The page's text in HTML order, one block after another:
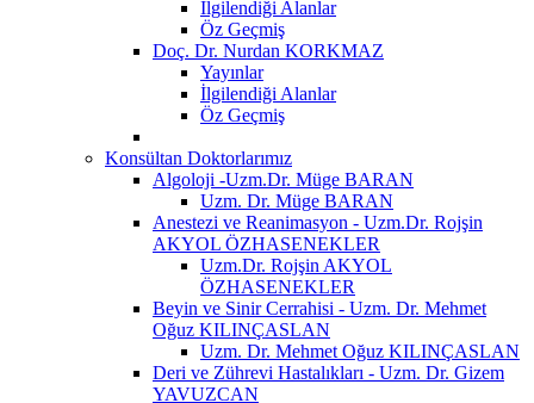
İlgilendiği Alanlar
Öz Geçmiş
Doç. Dr. Nurdan KORKMAZ
Yayınlar
İlgilendiği Alanlar
Öz Geçmiş
Konsültan Doktorlarımız
Algoloji -Uzm.Dr. Müge BARAN
Uzm. Dr. Müge BARAN
Anestezi ve Reanimasyon - Uzm.Dr. Rojşin
AKYOL ÖZHASENEKLER
Uzm.Dr. Rojşin AKYOL
ÖZHASENEKLER
Beyin ve Sinir Cerrahisi - Uzm. Dr. Mehmet
Oğuz KILINÇASLAN
Uzm. Dr. Mehmet Oğuz KILINÇASLAN
Deri ve Zührevi Hastalıkları - Uzm. Dr. Gizem
YAVUZCAN